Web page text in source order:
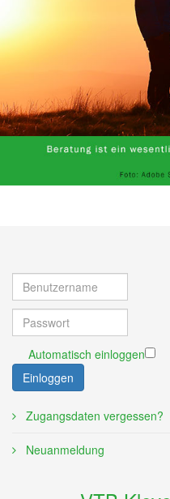
Automatisch einloggen
Einloggen
Zugangsdaten vergessen?
Neuanmeldung